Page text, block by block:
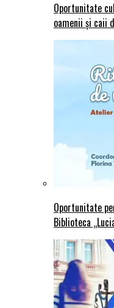
Oportunitate
oamenii și caii
Oportunitate
Biblioteca